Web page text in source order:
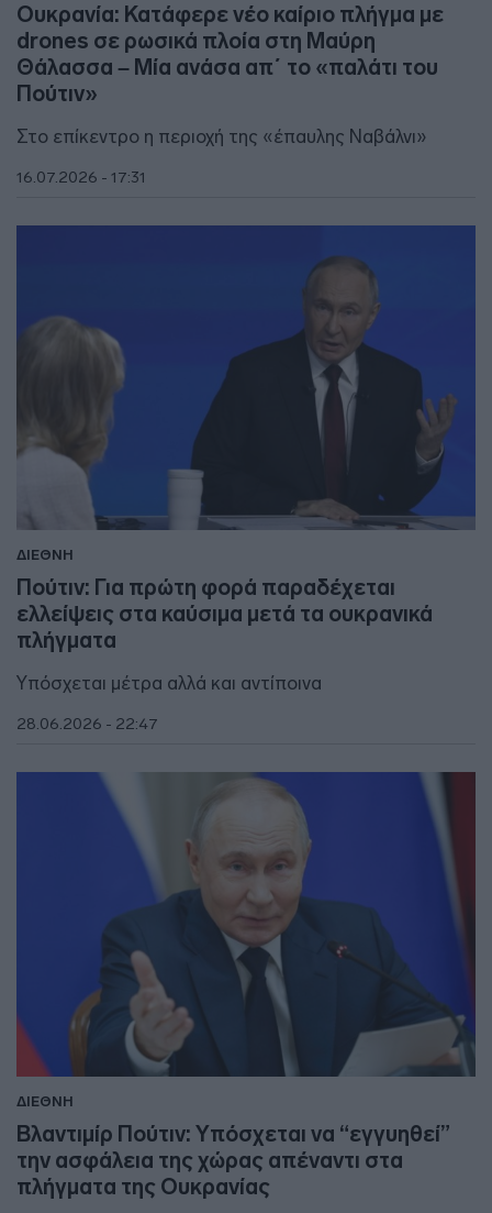
Ουκρανία: Κατάφερε νέο καίριο πλήγμα με
drones σε ρωσικά πλοία στη Μαύρη
Θάλασσα – Μία ανάσα απ΄ το «παλάτι του
Πούτιν»
Στο επίκεντρο η περιοχή της «έπαυλης Ναβάλνι»
16.07.2026 - 17:31
ΔΙΕΘΝΗ
Πούτιν: Για πρώτη φορά παραδέχεται
ελλείψεις στα καύσιμα μετά τα ουκρανικά
πλήγματα
Υπόσχεται μέτρα αλλά και αντίποινα
28.06.2026 - 22:47
ΔΙΕΘΝΗ
Βλαντιμίρ Πούτιν: Υπόσχεται να “εγγυηθεί”
την ασφάλεια της χώρας απέναντι στα
πλήγματα της Ουκρανίας